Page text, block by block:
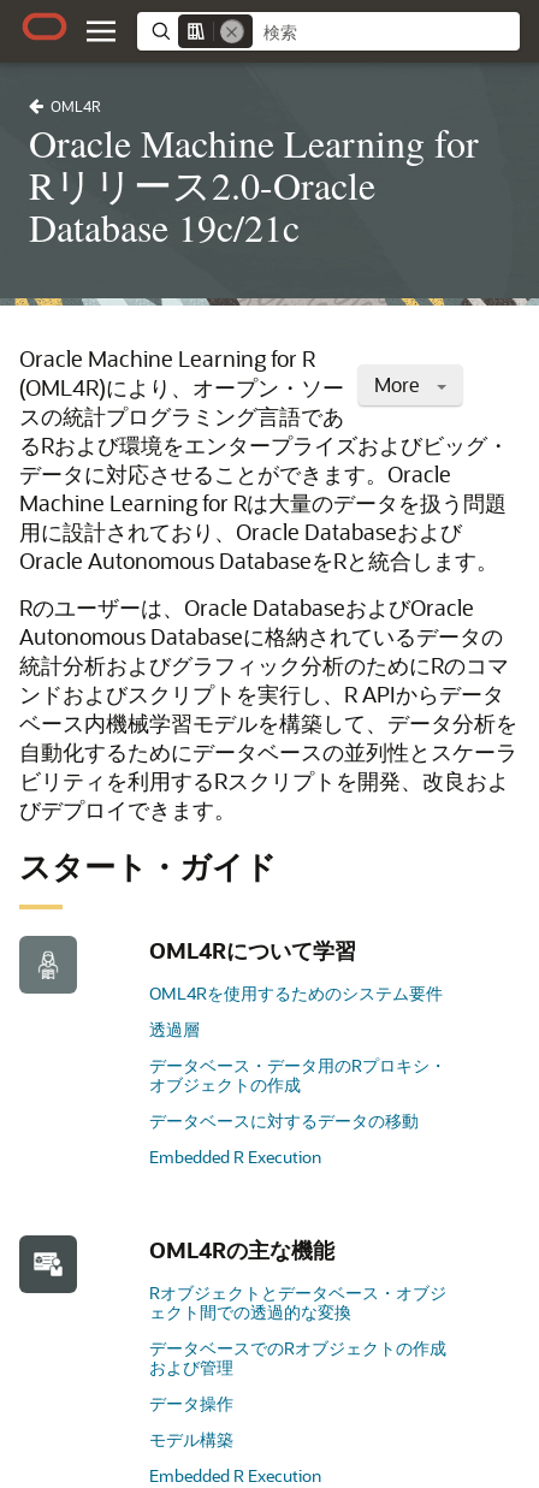
OML4R
Oracle Machine Learning for
Rリリース2.0-Oracle
Database 19c/21c
More
Oracle Machine Learning for R
(OML4R)により、オープン・ソー
スの統計プログラミング言語であ
るRおよび環境をエンタープライズおよびビッグ・
データに対応させることができます。Oracle
Machine Learning for Rは大量のデータを扱う問題
用に設計されており、Oracle Databaseおよび
Oracle Autonomous DatabaseをRと統合します。
Rのユーザーは、Oracle DatabaseおよびOracle
Autonomous Databaseに格納されているデータの
統計分析およびグラフィック分析のためにRのコマ
ンドおよびスクリプトを実行し、R APIからデータ
ベース内機械学習モデルを構築して、データ分析を
自動化するためにデータベースの並列性とスケーラ
ビリティを利用するRスクリプトを開発、改良およ
びデプロイできます。
スタート・ガイド
OML4Rについて学習
OML4Rを使用するためのシステム要件
透過層
データベース・データ用のRプロキシ・
オブジェクトの作成
データベースに対するデータの移動
Embedded R Execution
OML4Rの主な機能
Rオブジェクトとデータベース・オブジ
ェクト間での透過的な変換
データベースでのRオブジェクトの作成
および管理
データ操作
モデル構築
Embedded R Execution